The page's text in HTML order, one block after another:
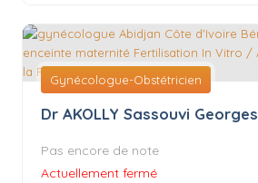
Gynécologue-Obstétricien
Dr AKOLLY Sassouvi Georges
Pas encore de note
Actuellement fermé